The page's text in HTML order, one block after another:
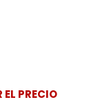
PRECIO